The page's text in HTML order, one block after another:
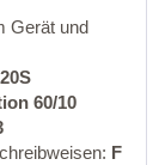
Gerät und
60/10
F